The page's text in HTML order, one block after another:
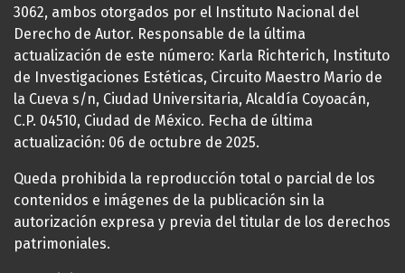
3062, ambos otorgados por el Instituto Nacional del
Derecho de Autor. Responsable de la última
actualización de este número: Karla Richterich, Instituto
de Investigaciones Estéticas, Circuito Maestro Mario de
la Cueva s/n, Ciudad Universitaria, Alcaldía Coyoacán,
C.P. 04510, Ciudad de México. Fecha de última
actualización: 06 de octubre de 2025.
Queda prohibida la reproducción total o parcial de los
contenidos e imágenes de la publicación sin la
autorización expresa y previa del titular de los derechos
patrimoniales.